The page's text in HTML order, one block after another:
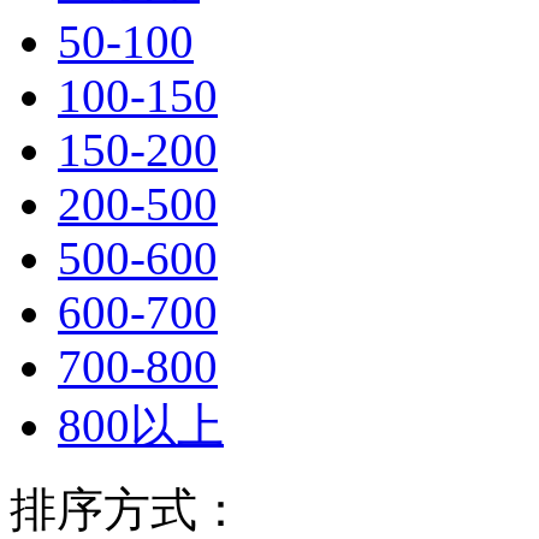
50-100
100-150
150-200
200-500
500-600
600-700
700-800
800以上
排序方式：